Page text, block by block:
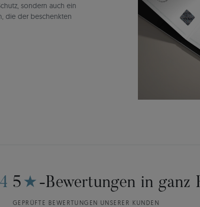
sondern auch ein
die der beschenkten
5 ★ -Bewertungen in ganz
GEPRÜFTE BEWERTUNGEN UNSERER KUNDEN